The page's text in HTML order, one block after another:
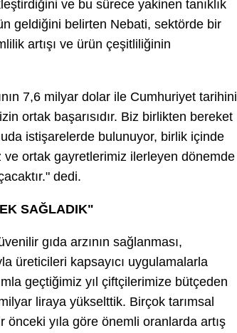
ve bu sürece yakinen tanıklık
geldiğini belirten Nebati, sektörde bir
artışı ve ürün çeşitliliğinin
7,6 milyar dolar ile Cumhuriyet
ortak başarısıdır. Biz birlikten bereket
istişarelerde bulunuyor, birlik içinde
ortak gayretlerimiz ilerleyen dönemde
dedi.
SAĞLADIK"
gıda arzının sağlanması,
üreticileri kapsayıcı uygulamalarla
geçtiğimiz yıl çiftçilerimize bütçeden
liraya yükselttik. Birçok tarımsal
önceki yıla göre önemli oranlarda artış